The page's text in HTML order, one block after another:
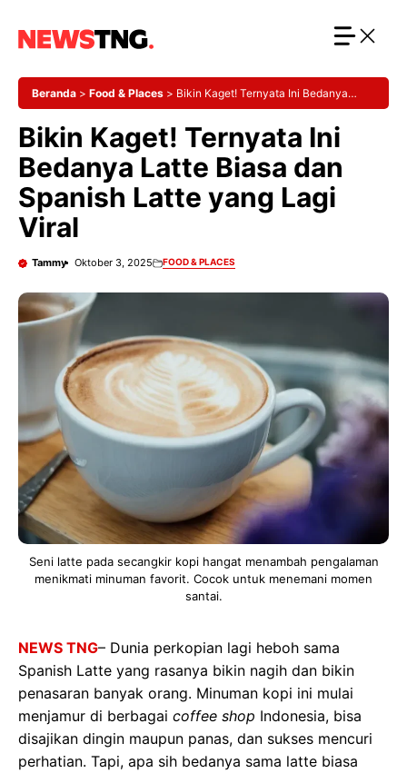
Beranda > Food & Places > Bikin Kaget! Ternyata Ini Bedanya
Bikin Kaget! Ternyata Ini
Bedanya Latte Biasa dan
Spanish Latte yang Lagi
Viral
Tammy Oktober 3, 2025 FOOD & PLACES
Seni latte pada secangkir kopi hangat menambah pengalaman
menikmati minuman favorit. Cocok untuk menemani momen
santai.
NEWS TNG– Dunia perkopian lagi heboh sama
Spanish Latte yang rasanya bikin nagih dan bikin
penasaran banyak orang. Minuman kopi ini mulai
menjamur di berbagai coffee shop Indonesia, bisa
disajikan dingin maupun panas, dan sukses mencuri
perhatian. Tapi, apa sih bedanya sama latte biasa